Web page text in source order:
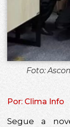
Foto:
Por: Clima Info
Segue a